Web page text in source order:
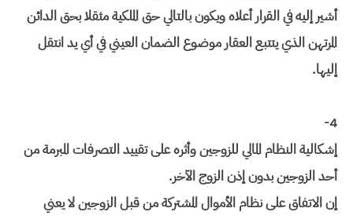
أشير إليه في القرار أعلاه ويكون بالتالي حق الملكية مثقلا بحق الدائن
المرتهن الذي يتتبع العقار موضوع الضمان العيني في أي يد انتقل
إليها.
4-
إشكالية النظام المالي للزوجين وأثره على تقييد التصرفات المبرمة من
أحد الزوجين بدون إذن الزوج الآخر.
إن الاتفاق على نظام الأموال المشتركة من قبل الزوجين لا يعني